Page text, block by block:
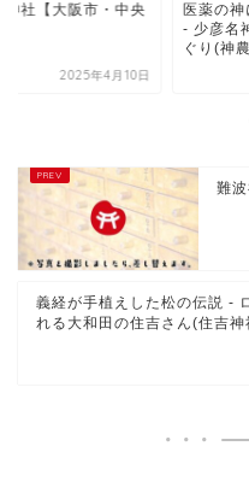
神社【大阪市・中央
2025年4月10日
医薬の
- 少彦名
ぐり(神
難
義経が手植えした松の伝説 -
れる大和田の住吉さん(住吉神